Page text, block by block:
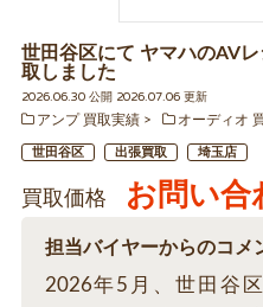
世田谷区にて ヤマハのAV
取しました
2026.06.30 公開 2026.07.06 更新
アンプ 買取実績
オーディオ
世田谷区 出張買取 埼玉店
買取価格 お問い合
担当バイヤーからのコメ
2026年5月、世田谷